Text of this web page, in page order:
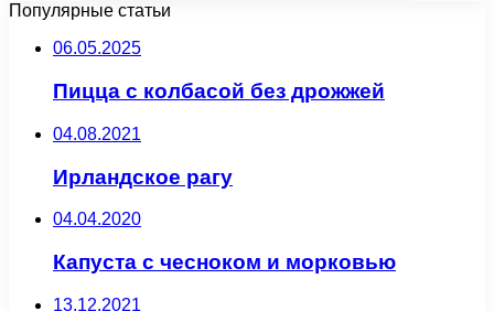
Популярные статьи
06.05.2025
Пицца с колбасой без дрожжей
04.08.2021
Ирландское рагу
04.04.2020
Капуста с чесноком и морковью
13.12.2021